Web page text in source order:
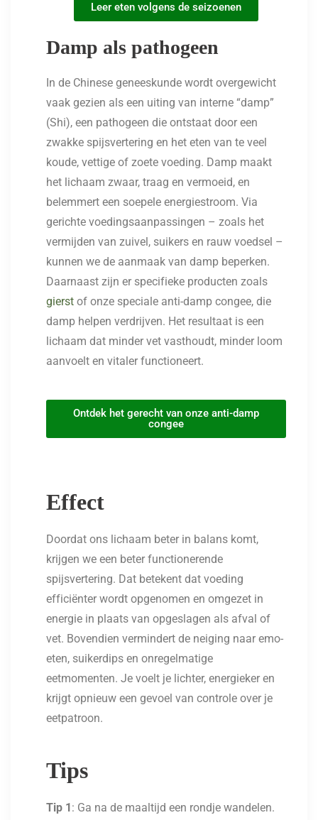
Leer eten volgens de seizoenen
Damp als pathogeen
In de Chinese geneeskunde wordt overgewicht
vaak gezien als een uiting van interne “damp”
(Shi), een pathogeen die ontstaat door een
zwakke spijsvertering en het eten van te veel
koude, vettige of zoete voeding. Damp maakt
het lichaam zwaar, traag en vermoeid, en
belemmert een soepele energiestroom. Via
gerichte voedingsaanpassingen – zoals het
vermijden van zuivel, suikers en rauw voedsel –
kunnen we de aanmaak van damp beperken.
Daarnaast zijn er specifieke producten zoals
gierst of onze speciale anti-damp congee, die
damp helpen verdrijven. Het resultaat is een
lichaam dat minder vet vasthoudt, minder loom
aanvoelt en vitaler functioneert.
Ontdek het gerecht van onze anti-damp
congee
Effect
Doordat ons lichaam beter in balans komt,
krijgen we een beter functionerende
spijsvertering. Dat betekent dat voeding
efficiënter wordt opgenomen en omgezet in
energie in plaats van opgeslagen als afval of
vet. Bovendien vermindert de neiging naar emo-
eten, suikerdips en onregelmatige
eetmomenten. Je voelt je lichter, energieker en
krijgt opnieuw een gevoel van controle over je
eetpatroon.
Tips
Tip 1 : Ga na de maaltijd een rondje wandelen.